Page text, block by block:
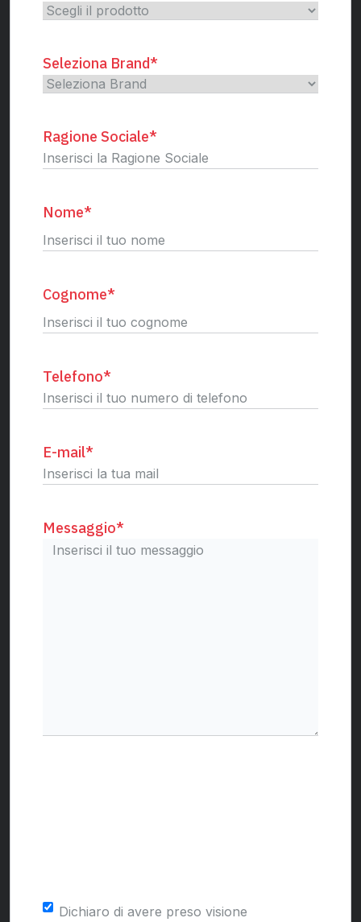
Seleziona Brand*
Ragione Sociale*
Nome*
Cognome*
Telefono*
E-mail*
Messaggio*
Consenso*
Dichiaro di avere preso visione